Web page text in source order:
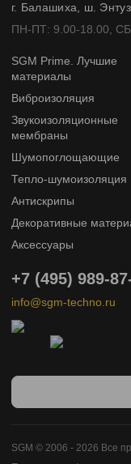
г. Балашиха, ш.
ПН-ПТ: 9.00-18.00,
SGM Prime. Лучшие
материалы
Виброизоляция
Звукоизоляционные
мембраны
Шумопоглощающие
Тепло-шумоизоляция
Антискрипы
Декоративные
Аксессуары
+7 (495) 989-
info@sgm-techno.ru
SGM © 2006 - 2026 Все